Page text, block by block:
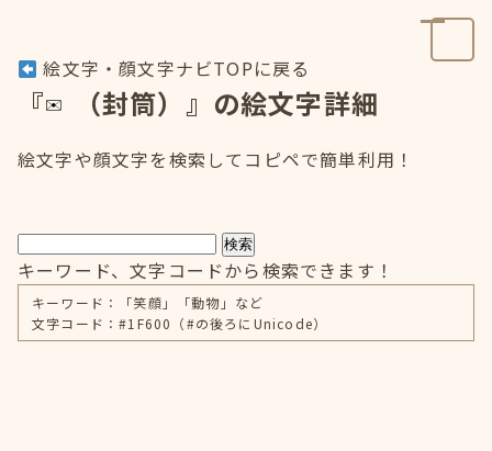
絵文字・顔文字ナビTOPに戻る
『 （封筒）』の絵文字詳細
絵文字や顔文字を検索してコピペで簡単利用！
検索
キーワード、文字コードから検索できます！
キーワード：「笑顔」「動物」など
文字コード：#1F600（#の後ろにUnicode）